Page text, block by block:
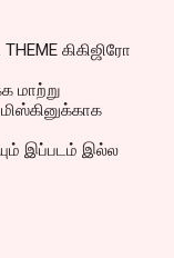
கிகிஜிரோ
மாற்று
இப்படம் இல்ல